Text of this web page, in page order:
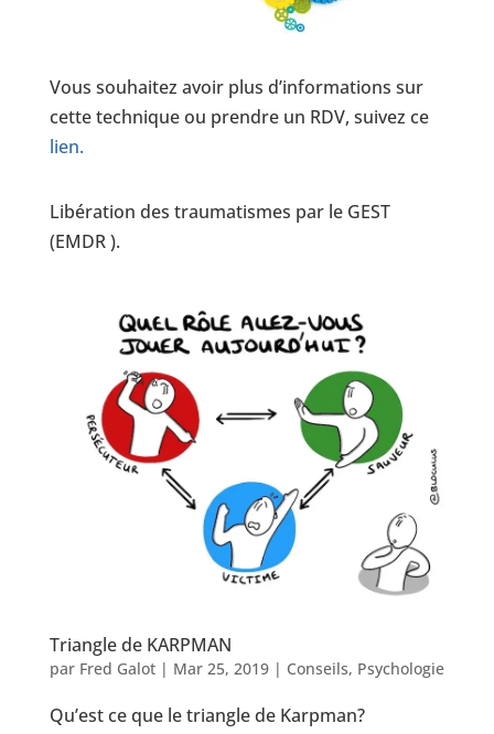
Vous souhaitez avoir plus d’informations sur
cette technique ou prendre un RDV, suivez ce
lien.
Libération des traumatismes par le GEST
(EMDR ).
Triangle de KARPMAN
par Fred Galot| Mar 25, 2019| Conseils, Psychologie
Qu’est ce que le triangle de Karpman?